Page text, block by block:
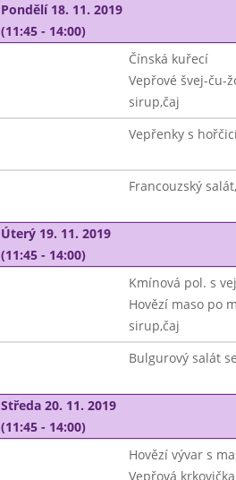
Pondělí 18. 11. 2019
(11:45 - 14:00)
Čínská kuřecí
Vepřové švej-ču-
sirup,čaj
Vepřenky s
Francouzský
Úterý 19. 11. 2019
(11:45 - 14:00)
Kmínová pol. s
Hovězí maso po
sirup,čaj
Bulgurový salát
Středa 20. 11. 2019
(11:45 - 14:00)
Hovězí vývar s
Vepřová